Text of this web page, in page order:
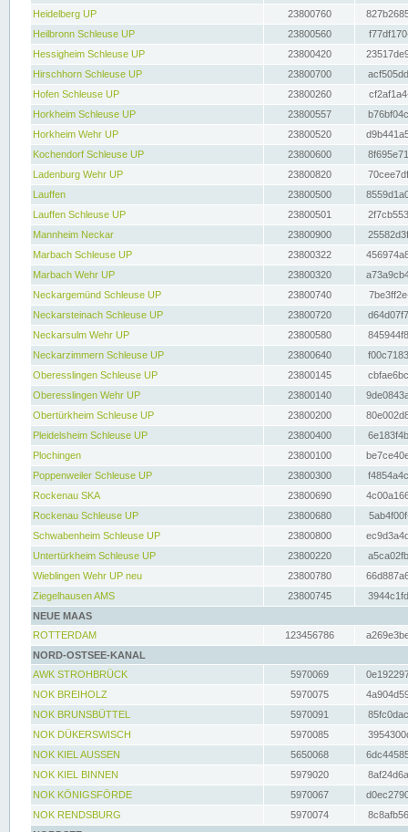
Heidelberg UP
23800760
Heilbronn Schleuse UP
23800560
Hessigheim Schleuse UP
23800420
Hirschhorn Schleuse UP
23800700
Hofen Schleuse UP
23800260
Horkheim Schleuse UP
23800557
Horkheim Wehr UP
23800520
Kochendorf Schleuse UP
23800600
Ladenburg Wehr UP
23800820
Lauffen
23800500
Lauffen Schleuse UP
23800501
Mannheim Neckar
23800900
Marbach Schleuse UP
23800322
Marbach Wehr UP
23800320
Neckargemünd Schleuse UP
23800740
Neckarsteinach Schleuse UP
23800720
Neckarsulm Wehr UP
23800580
Neckarzimmern Schleuse UP
23800640
Oberesslingen Schleuse UP
23800145
Oberesslingen Wehr UP
23800140
Obertürkheim Schleuse UP
23800200
Pleidelsheim Schleuse UP
23800400
Plochingen
23800100
Poppenweiler Schleuse UP
23800300
Rockenau SKA
23800690
Rockenau Schleuse UP
23800680
Schwabenheim Schleuse UP
23800800
Untertürkheim Schleuse UP
23800220
Wieblingen Wehr UP neu
23800780
Ziegelhausen AMS
23800745
NEUE MAAS
ROTTERDAM
123456786
NORD-OSTSEE-KANAL
AWK STROHBRÜCK
5970069
NOK BREIHOLZ
5970075
NOK BRUNSBÜTTEL
5970091
NOK DÜKERSWISCH
5970085
NOK KIEL AUSSEN
5650068
NOK KIEL BINNEN
5979020
NOK KÖNIGSFÖRDE
5970067
NOK RENDSBURG
5970074